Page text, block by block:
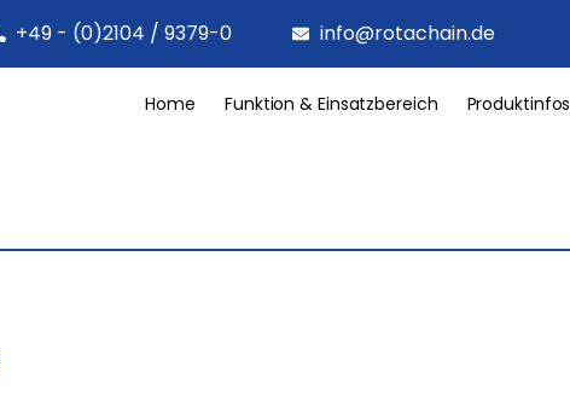
+49 - (0)2104 / 9379-0 info@rotachain.de
Home Funktion & Einsatzbereich Produktinfos